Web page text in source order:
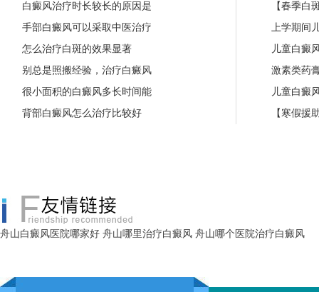
白癜风治疗时长较长的原因是
手部白癜风可以采取中医治疗
怎么治疗白斑的效果显著
别总是照搬经验，治疗白癜风
很小面积的白癜风多长时间能
背部白癜风怎么治疗比较好
【春季白
上学期间
儿童白癜
激素类药
儿童白癜
【寒假援
舟山白癜风医院哪家好 舟山哪里治疗白癜风 舟山哪个医院治疗白癜风